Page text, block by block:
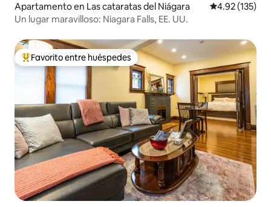
Apartamento en Las cataratas del Niágara Calificación
4.92 (135)
Un lugar maravilloso: Niagara Falls, EE. UU.
Favorito entre huéspedes preferido
Favorito entre huéspedes